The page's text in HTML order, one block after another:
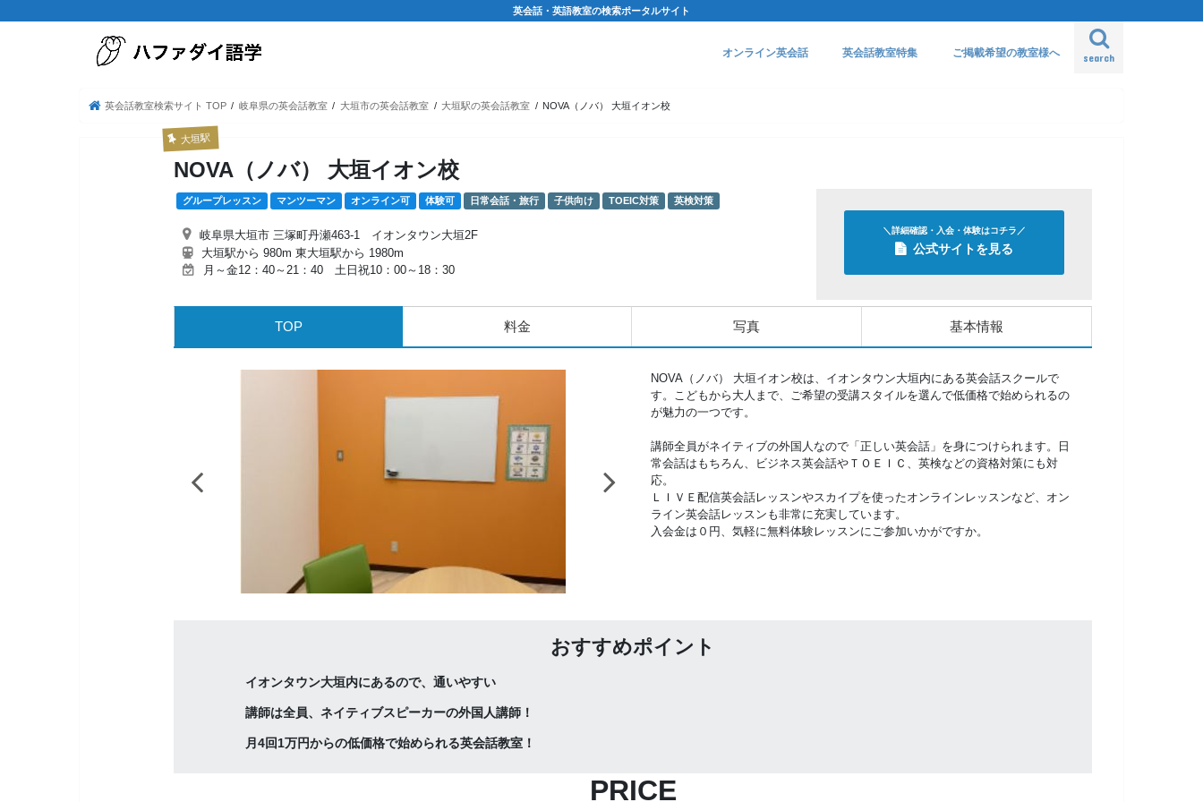
英会話・英語教室の検索ポータルサイト
search
オンライン英会話 英会話教室特集 ご掲載希望の教室様へ
英会話教室検索サイト TOP 岐阜県の英会話教室 大垣市の英会話教室 大垣駅の英会話教室 NOVA（ノバ） 大垣イオン校
大垣駅
NOVA（ノバ） 大垣イオン校
グループレッスン マンツーマン オンライン可 体験可 日常会話・旅行 子供向け TOEIC対策 英検対策
岐阜県大垣市 三塚町丹瀬463-1 イオンタウン大垣2F
大垣駅から 980m 東大垣駅から 1980m
月～金12：40～21：40 土日祝10：00～18：30
＼詳細確認・入会・体験はコチラ／
公式サイトを見る
TOP 料金 写真 基本情報
NOVA（ノバ） 大垣イオン校は、イオンタウン大垣内にある英会話スクールで
す。こどもから大人まで、ご希望の受講スタイルを選んで低価格で始められるの
が魅力の一つです。
講師全員がネイティブの外国人なので「正しい英会話」を身につけられます。日
常会話はもちろん、ビジネス英会話やＴＯＥＩＣ、英検などの資格対策にも対
応。
ＬＩＶＥ配信英会話レッスンやスカイプを使ったオンラインレッスンなど、オン
ライン英会話レッスンも非常に充実しています。
入会金は０円、気軽に無料体験レッスンにご参加いかがですか。
おすすめポイント
イオンタウン大垣内にあるので、通いやすい
講師は全員、ネイティブスピーカーの外国人講師！
月4回1万円からの低価格で始められる英会話教室！
PRICE